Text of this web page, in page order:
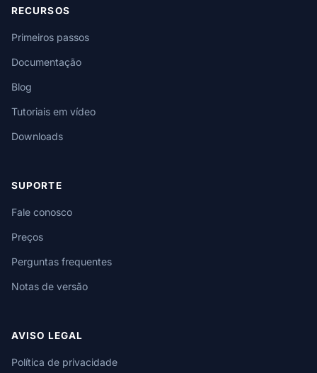
RECURSOS
Primeiros passos
Documentação
Blog
Tutoriais em vídeo
Downloads
SUPORTE
Fale conosco
Preços
Perguntas frequentes
Notas de versão
AVISO LEGAL
Política de privacidade